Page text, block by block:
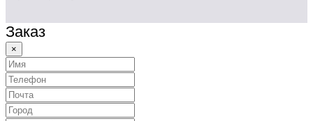
Заказ
×